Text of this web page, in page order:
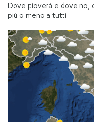
Dove pioverà e dove no,
più o meno a tutti